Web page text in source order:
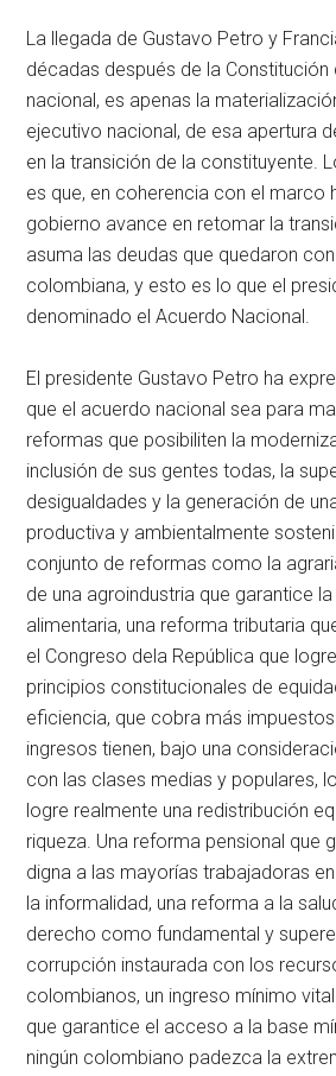
La llegada de Gustavo Petro y
décadas después de la
nacional, es apenas la
ejecutivo nacional, de esa apertura
en la transición de la constituyente.
es que, en coherencia con el marco
gobierno avance en retomar la
asuma las deudas que quedaron
colombiana, y esto es lo que el
denominado el Acuerdo Nacional.
El presidente Gustavo Petro ha
que el acuerdo nacional sea para
reformas que posibiliten la
inclusión de sus gentes todas, la
desigualdades y la generación de
productiva y ambientalmente
conjunto de reformas como la
de una agroindustria que garantice
alimentaria, una reforma tributaria
el Congreso dela República que
principios constitucionales de
eficiencia, que cobra más
ingresos tienen, bajo una
con las clases medias y populares,
logre realmente una redistribución
riqueza. Una reforma pensional que
digna a las mayorías trabajadoras
la informalidad, una reforma a la
derecho como fundamental y
corrupción instaurada con los
colombianos, un ingreso mínimo
que garantice el acceso a la base
ningún colombiano padezca la